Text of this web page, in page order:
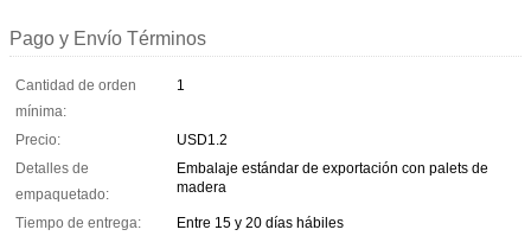
Pago y Envío Términos
Cantidad de orden
mínima:
1
Precio:
USD1.2
Detalles de
empaquetado:
Embalaje estándar de exportación con palets de
madera
Tiempo de entrega:
Entre 15 y 20 días hábiles